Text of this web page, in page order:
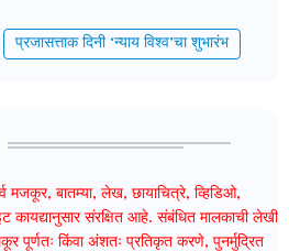
प्रजासत्ताक दिनी ‘न्याय विश्व’चा शुभारंभ
मजकूर, बातम्या, लेख, छायाचित्रे, व्हिडिओ,
कायद्यानुसार संरक्षित आहे. संबंधित मालकाची लेखी
पूर्णतः किंवा अंशतः प्रतिकृत करणे, पुनर्मुद्रित